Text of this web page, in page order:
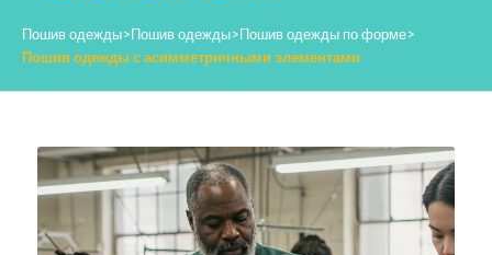
Пошив одежды>Пошив одежды>Пошив одежды по форме>
Пошив одежды с асимметричными элементами